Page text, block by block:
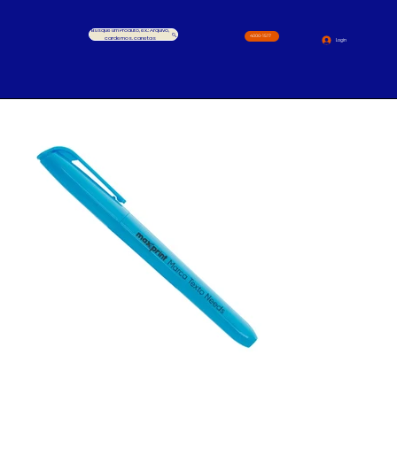
Busque um Produto, ex.: Arquivo,
cardernos, canetas
4000-1517
Login